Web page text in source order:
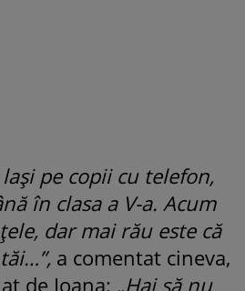
pe copii cu telefon,
în clasa a V-a. Acum
dar mai rău este că
a comentat cineva,
de Ioana: „Hai să nu